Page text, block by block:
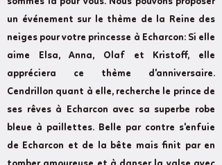
un événement sur le thème de la Reine des
neiges pour votre princesse à Echarcon: Si elle
aime Elsa, Anna, Olaf et Kristoff, elle
appréciera ce thème d'anniversaire.
Cendrillon quant à elle, recherche le prince de
ses rêves à Echarcon avec sa superbe robe
bleue à paillettes. Belle par contre s'enfuie
de Echarcon et de la bête mais finit par en